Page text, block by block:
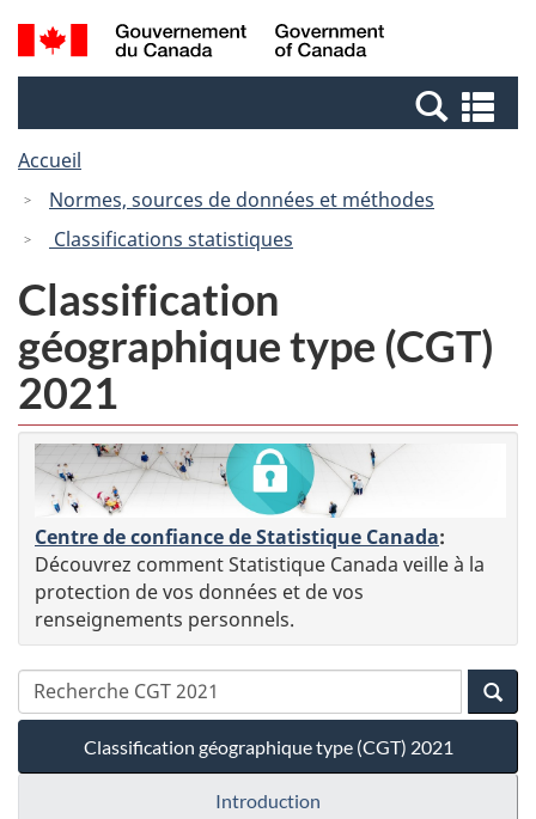
Passer
au
Passer
à
Canada
Recherche
et
et
Accueil
Normes, sources de données et méthodes
Classifications statistiques
Classification
géographique type (CGT)
2021
Centre de confiance de Statistique Canada:
Découvrez comment Statistique Canada veille à la
protection de vos données et de vos
renseignements personnels.
Classification géographique type (CGT) 2021
Introduction